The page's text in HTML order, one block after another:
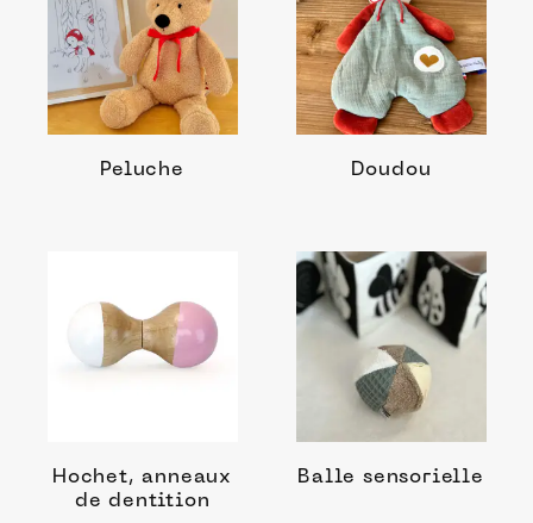
Peluche Doudou
Hochet, anneaux
de dentition
Balle sensorielle